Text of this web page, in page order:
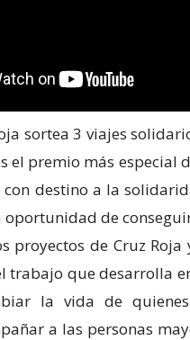
sortea 3 viajes
el premio más especial
destino a la
de
proyectos de Cruz Roja
trabajo que desarrolla
la vida de
a las personas